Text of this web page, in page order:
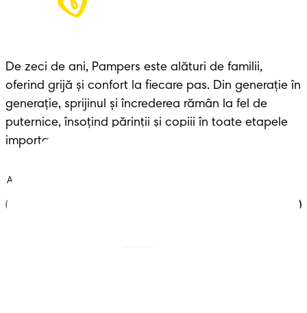
De zeci de ani, Pampers este alături de familii,
oferind grijă și confort la fiecare pas. Din generație în
generație, sprijinul și încrederea rămân la fel de
puternice, însoțind părinții și copiii în toate etapele
importante ale vieții.